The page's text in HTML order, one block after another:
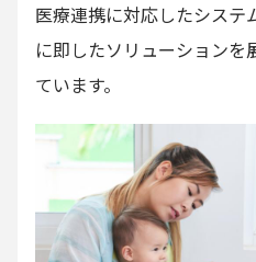
医療連携に対応したシステ
に即したソリューション
ています。